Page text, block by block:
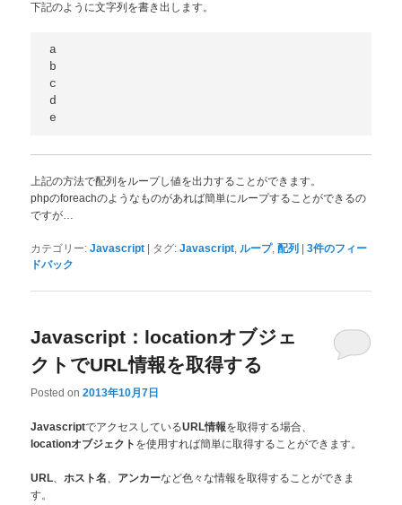
下記のように文字列を書き出します。
a
b
c
d
e
上記の方法で配列をループし値を出力することができます。
phpのforeachのようなものがあれば簡単にループすることができるの
ですが…
カテゴリー: Javascript タグ: Javascript ループ, 配列 |3件のフィー
ドバック
Javascript：locationオブジェ
クトでURL情報を取得する
Posted on2013年10月7日
JavascriptでアクセスしているURL情報を取得する場合、
locationオブジェクト を使用すれば簡単に取得することができます。
URL ホスト名 アンカーなど色々な情報を取得することができま
す。